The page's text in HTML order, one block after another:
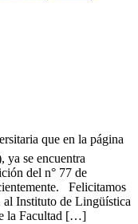
que en la página
ya se encuentra
del n° 77 de
Felicitamos
Instituto de Lingüística
la Facultad […]